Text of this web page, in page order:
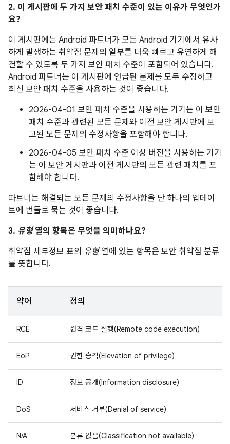
2. 이 게시판에 두 가지 보안 패치 수준이 있는 이유가 무엇인가
요?
이 게시판에는 Android 파트너가 모든 Android 기기에서 유사
하게 발생하는 취약점 문제의 일부를 더욱 빠르고 유연하게 해
결할 수 있도록 두 가지 보안 패치 수준이 포함되어 있습니다.
Android 파트너는 이 게시판에 언급된 문제를 모두 수정하고
최신 보안 패치 수준을 사용하는 것이 좋습니다.
2026-04-01 보안 패치 수준을 사용하는 기기는 이 보안
패치 수준과 관련된 모든 문제와 이전 보안 게시판에 보
고된 모든 문제의 수정사항을 포함해야 합니다.
2026-04-05 보안 패치 수준 이상 버전을 사용하는 기기
는 이 보안 게시판과 이전 게시판의 모든 관련 패치를 포
함해야 합니다.
파트너는 해결되는 모든 문제의 수정사항을 단 하나의 업데이
트에 번들로 묶는 것이 좋습니다.
3. 유형열의 항목은 무엇을 의미하나요?
취약점 세부정보 표의 유형열에 있는 항목은 보안 취약점 분류
를 뜻합니다.
약어 정의
RCE 원격 코드 실행(Remote code execution)
EoP 권한 승격(Elevation of privilege)
ID 정보 공개(Information disclosure)
DoS 서비스 거부(Denial of service)
N/A 분류 없음(Classification not available)